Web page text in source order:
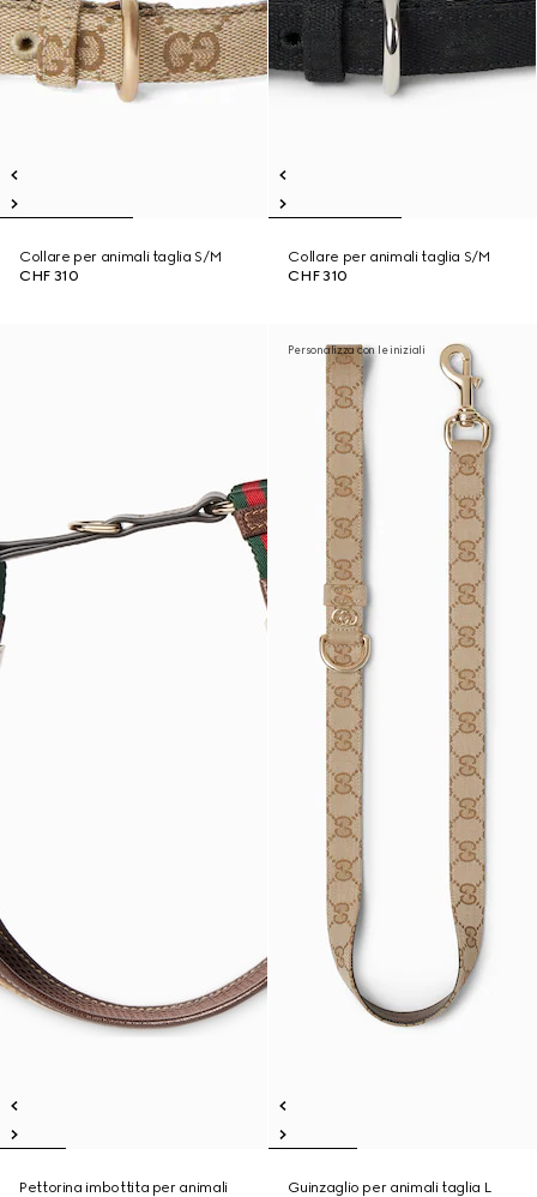
Collare per animali taglia S/M
CHF 310
Collare per animali taglia S/M
CHF 310
Pettorina imbottita per animali
Personalizza con le iniziali
Guinzaglio per animali taglia L